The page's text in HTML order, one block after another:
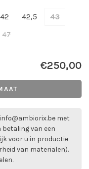
42 42,5
43
47
€250,00
info@ambiorix.be met
van een
voor u in productie
van materialen).